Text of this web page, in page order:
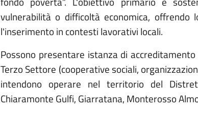
vulnerabilità o difficoltà economica,
l'inserimento in contesti lavorativi locali.
Possono presentare istanza di
Terzo Settore (cooperative sociali,
intendono operare nel territorio del
Chiaramonte Gulfi, Giarratana, Monterosso